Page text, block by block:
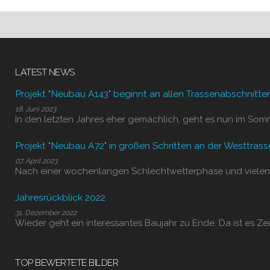
LATEST NEWS
Projekt "Neubau A143" beginnt an allen
18. Juni 2023
In den letzten Jahres eher gemächlich, geht es nun im
Projekt "Neubau A72" in großen Schritten an der
07. April 2023
Nach einer wochenlangen Schlechtwetterphase und
Jahresrückblick 2022
31. Dezember 2022
Wieder geht ein interessantes Baujahr zu Ende. Da ist es
TOP BEWERTETE BILDER